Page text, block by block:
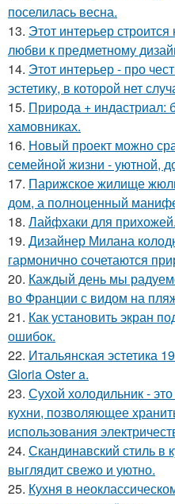
поселилась весна.
13. Этот интерьер строится
любви к предметному
14. Этот интерьер - про
эстетику, в которой нет
15. Природа + индастриал:
хамовниках.
16. Новый проект можно
семейной жизни - уютной,
17. Парижское жилище
дом, а полноценный
18. Лайфхаки для прихожей.
19. Дизайнер Милана
гармонично сочетаются
20. Каждый день мы
во Франции с видом на
21. Как установить экран
ошибок.
22. Итальянская эстетика
Gloria Oster a.
23. Сухой холодильник -
кухни, позволяющее
использования
24. Скандинавский стиль в
выглядит свежо и уютно.
25. Кухня в